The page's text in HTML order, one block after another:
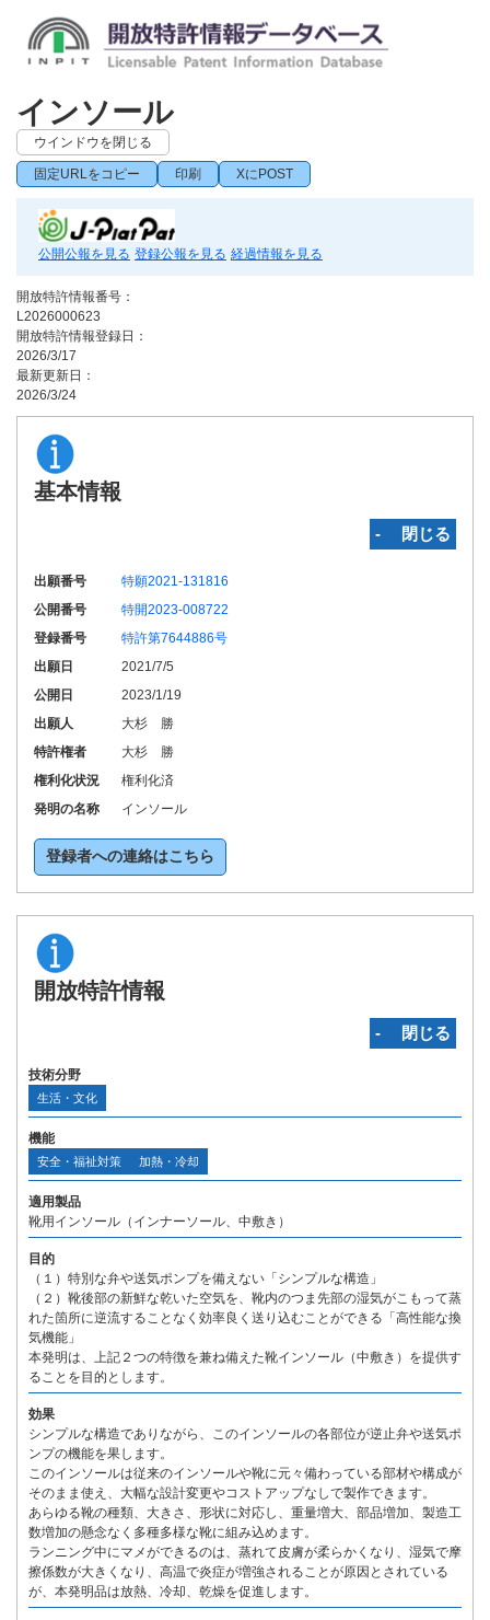
インソール
ウインドウを閉じる
固定URLをコピー 印刷 XにPOST
公開公報を見る 登録公報を見る 経過情報を見る
開放特許情報番号：
L2026000623
開放特許情報登録日：
2026/3/17
最新更新日：
2026/3/24
基本情報
‐ 閉じる
出願番号
特願2021-131816
公開番号
特開2023-008722
登録番号
特許第7644886号
出願日
2021/7/5
公開日
2023/1/19
出願人
大杉 勝
特許権者
大杉 勝
権利化状況
権利化済
発明の名称
インソール
登録者への連絡はこちら
開放特許情報
‐ 閉じる
技術分野
生活・文化
機能
安全・福祉対策 加熱・冷却
適用製品
靴用インソール（インナーソール、中敷き）
目的
（１）特別な弁や送気ポンプを備えない「シンプルな構造」
（２）靴後部の新鮮な乾いた空気を、靴内のつま先部の湿気がこもって蒸
れた箇所に逆流することなく効率良く送り込むことができる「高性能な換
気機能」
本発明は、上記２つの特徴を兼ね備えた靴インソール（中敷き）を提供す
ることを目的とします。
効果
シンプルな構造でありながら、このインソールの各部位が逆止弁や送気ポ
ンプの機能を果します。
このインソールは従来のインソールや靴に元々備わっている部材や構成が
そのまま使え、大幅な設計変更やコストアップなしで製作できます。
あらゆる靴の種類、大きさ、形状に対応し、重量増大、部品増加、製造工
数増加の懸念なく多種多様な靴に組み込めます。
ランニング中にマメができるのは、蒸れて皮膚が柔らかくなり、湿気で摩
擦係数が大きくなり、高温で炎症が増強されることが原因とされている
が、本発明品は放熱、冷却、乾燥を促進します。